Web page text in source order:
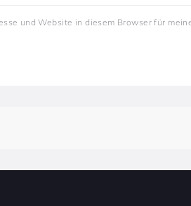
und Website in diesem Browser für